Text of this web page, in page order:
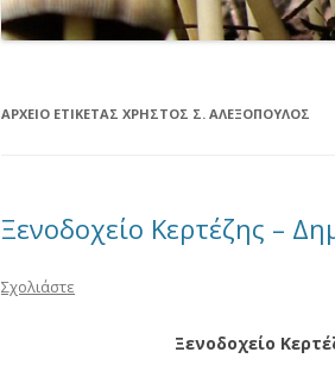
ΑΡΧΕΊΟ ΕΤΙΚΈΤΑΣ ΧΡΉΣΤΟΣ Σ. ΑΛΕΞΌΠΟΥΛΟΣ
Ξενοδοχείο Κερτέζης –
Σχολιάστε
Ξενοδοχείο